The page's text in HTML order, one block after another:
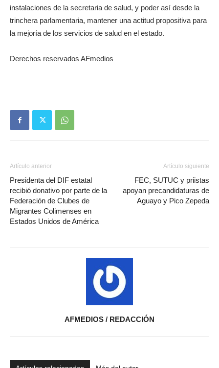
instalaciones de la secretaria de salud, y poder así desde la
trinchera parlamentaria, mantener una actitud propositiva para
la mejoría de los servicios de salud en el estado.
Derechos reservados AFmedios
Artículo anterior
Presidenta del DIF estatal
recibió donativo por parte de la
Federación de Clubes de
Migrantes Colimenses en
Estados Unidos de América
Artículo siguiente
FEC, SUTUC y priistas
apoyan precandidaturas de
Aguayo y Pico Zepeda
AFMEDIOS / REDACCIÓN